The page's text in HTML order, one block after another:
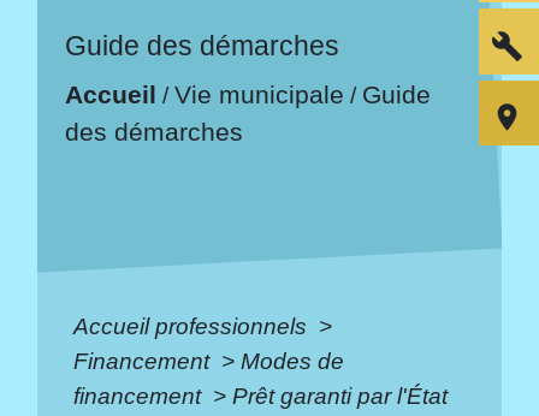
Guide des démarches
Accueil /Vie municipale / Guide
des démarches
Accueil professionnels >
Financement > Modes de
financement > Prêt garanti par l'État
build
room